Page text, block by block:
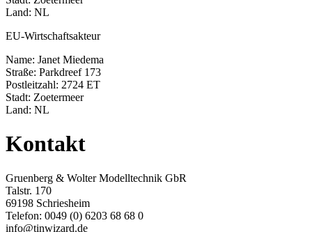
Land: NL
EU-Wirtschaftsakteur
Name: Janet Miedema
Straße: Parkdreef 173
Postleitzahl: 2724 ET
Stadt: Zoetermeer
Land: NL
Kontakt
Gruenberg & Wolter Modelltechnik GbR
Talstr. 170
69198 Schriesheim
Telefon: 0049 (0) 6203 68 68 0
info@tinwizard.de